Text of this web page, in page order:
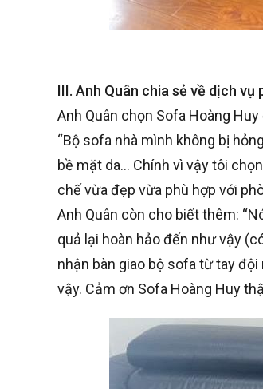
III. Anh Quân chia sẻ về dịch
Anh Quân chọn Sofa Hoàng
“Bộ sofa nhà mình không bị
bề mặt da… Chính vì vậy tôi
chế vừa đẹp vừa phù hợp với
Anh Quân còn cho biết thêm:
quả lại hoàn hảo đến như vậy
nhận bàn giao bộ sofa từ tay
vậy. Cảm ơn Sofa Hoàng Huy